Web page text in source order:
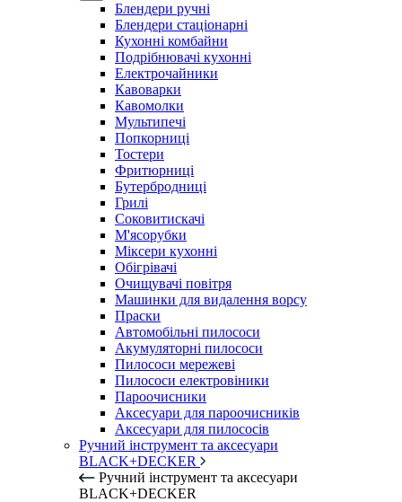
Блендери ручні
Блендери стаціонарні
Кухонні комбайни
Подрібнювачі кухонні
Електрочайники
Кавоварки
Кавомолки
Мультипечі
Попкорниці
Тостери
Фритюрниці
Бутербродниці
Грилі
Соковитискачі
М'ясорубки
Міксери кухонні
Обігрівачі
Очищувачі повітря
Машинки для видалення ворсу
Праски
Автомобільні пилососи
Акумуляторні пилососи
Пилососи мережеві
Пилососи електровіники
Пароочисники
Аксесуари для пароочисників
Аксесуари для пилососів
Ручний інструмент та аксесуари
BLACK+DECKER
Ручний інструмент та аксесуари
BLACK+DECKER